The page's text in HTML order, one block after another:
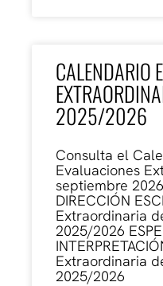
CALENDARIO
2025/2026
Consulta el
Evaluaciones
septiembre
DIRECCIÓN
Extraordinaria
2025/2026
Extraordinaria
2025/2026